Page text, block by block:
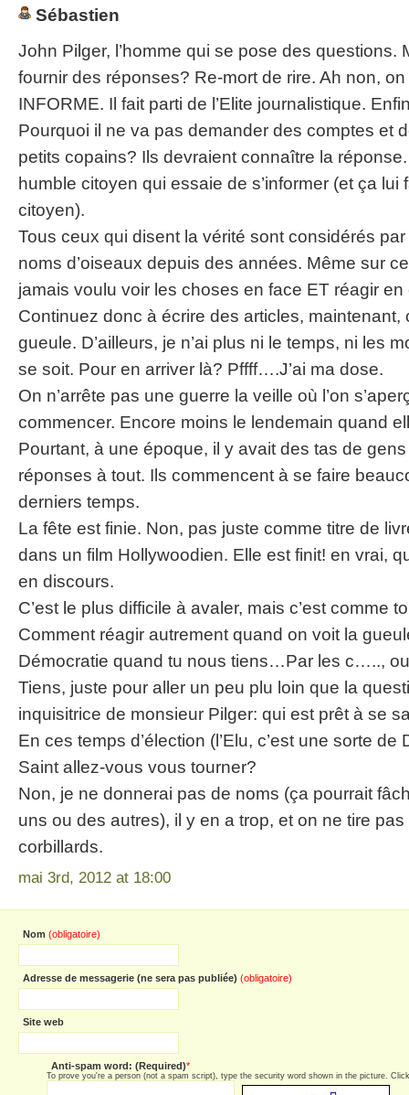
Sébastien
John Pilger, l’homme qui se pose des questions.
fournir des réponses? Re-mort de rire. Ah non,
INFORME. Il fait parti de l’Elite journalistique.
Pourquoi il ne va pas demander des comptes et
petits copains? Ils devraient connaître la
humble citoyen qui essaie de s’informer (et ça lui
citoyen).
Tous ceux qui disent la vérité sont considérés
noms d’oiseaux depuis des années. Même sur
jamais voulu voir les choses en face ET réagir
Continuez donc à écrire des articles, maintenant,
gueule. D’ailleurs, je n’ai plus ni le temps, ni les
se soit. Pour en arriver là? Pffff….J’ai ma dose.
On n’arrête pas une guerre la veille où l’on
commencer. Encore moins le lendemain quand
Pourtant, à une époque, il y avait des tas de
réponses à tout. Ils commencent à se faire
derniers temps.
La fête est finie. Non, pas juste comme titre de
dans un film Hollywoodien. Elle est finit! en vrai,
en discours.
C’est le plus difficile à avaler, mais c’est comme
Comment réagir autrement quand on voit la
Démocratie quand tu nous tiens…Par les c…..,
Tiens, juste pour aller un peu plu loin que la
inquisitrice de monsieur Pilger: qui est prêt à se
En ces temps d’élection (l’Elu, c’est une sorte
Saint allez-vous vous tourner?
Non, je ne donnerai pas de noms (ça pourrait
uns ou des autres), il y en a trop, et on ne tire
corbillards.
mai 3rd, 2012 at 18:00
Nom (obligatoire)
Adresse de messagerie (ne sera pas publiée) (obligatoire)
Site web
Anti-spam word: (Required)*
To prove you're a person (not a spam script), type the security word shown in the picture.